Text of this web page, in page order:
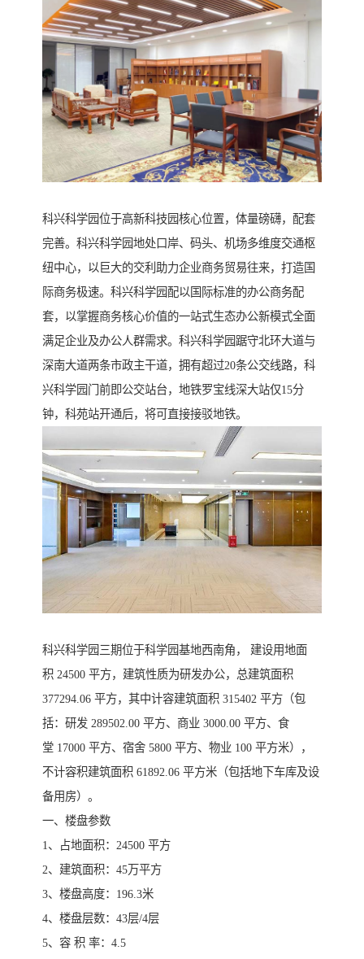
科兴科学园位于高新科技园核心位置，体量磅礴，配套
完善。科兴科学园地处口岸、码头、机场多维度交通枢
纽中心，以巨大的交利助力企业商务贸易往来，打造国
际商务极速。科兴科学园配以国际标准的办公商务配
套，以掌握商务核心价值的一站式生态办公新模式全面
满足企业及办公人群需求。科兴科学园踞守北环大道与
深南大道两条市政主干道，拥有超过20条公交线路，科
兴科学园门前即公交站台，地铁罗宝线深大站仅15分
钟，科苑站开通后，将可直接接驳地铁。
科兴科学园三期位于科学园基地西南角， 建设用地面
积 24500 平方，建筑性质为研发办公，总建筑面积
377294.06 平方，其中计容建筑面积 315402 平方（包
括：研发 289502.00 平方、商业 3000.00 平方、食
堂 17000 平方、宿舍 5800 平方、物业 100 平方米），
不计容积建筑面积 61892.06 平方米（包括地下车库及设
备用房）。
一、楼盘参数
1、占地面积：24500 平方
2、建筑面积：45万平方
3、楼盘高度：196.3米
4、楼盘层数：43层/4层
5、容 积 率：4.5